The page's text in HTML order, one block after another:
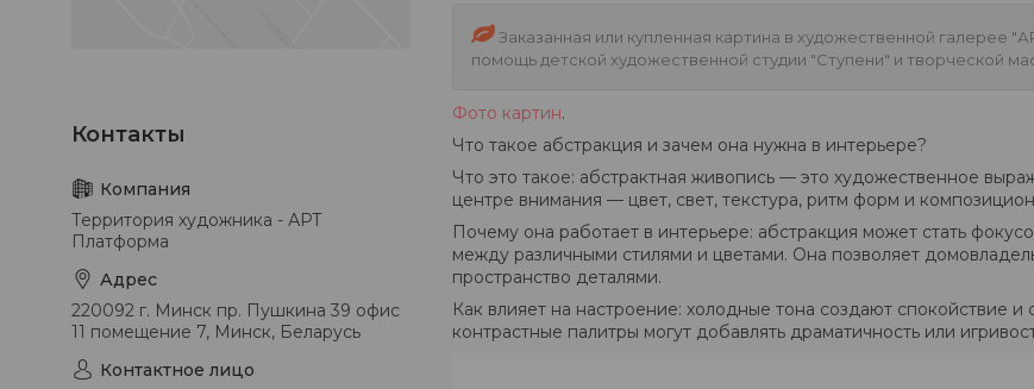
Заказанная или купленная картина в художественной галерее
помощь детской художественной студии "Ступени" и творческой
Фото картин.
Что такое абстракция и зачем она нужна в интерьере?
Что это такое: абстрактная живопись — это художественное
центре внимания — цвет, свет, текстура, ритм форм и
Почему она работает в интерьере: абстракция может стать
между различными стилями и цветами. Она позволяет
пространство деталями.
Как влияет на настроение: холодные тона создают спокойствие
контрастные палитры могут добавлять драматичность или
Территория художника - АРТ
Платформа
220092 г. Минск пр. Пушкина 39 офис
11 помещение 7, Минск, Беларусь